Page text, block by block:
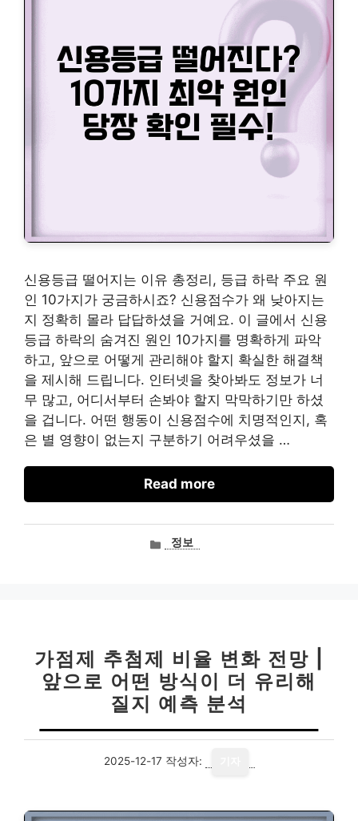
신용등급 떨어지는 이유 총정리, 등급 하락 주요 원
인 10가지가 궁금하시죠? 신용점수가 왜 낮아지는
지 정확히 몰라 답답하셨을 거예요. 이 글에서 신용
등급 하락의 숨겨진 원인 10가지를 명확하게 파악
하고, 앞으로 어떻게 관리해야 할지 확실한 해결책
을 제시해 드립니다. 인터넷을 찾아봐도 정보가 너
무 많고, 어디서부터 손봐야 할지 막막하기만 하셨
을 겁니다. 어떤 행동이 신용점수에 치명적인지, 혹
은 별 영향이 없는지 구분하기 어려우셨을 …
Read more
카정보
가점제 추첨제 비율 변화 전망 |
앞으로 어떤 방식이 더 유리해
질지 예측 분석
2025-12-17 작성자: